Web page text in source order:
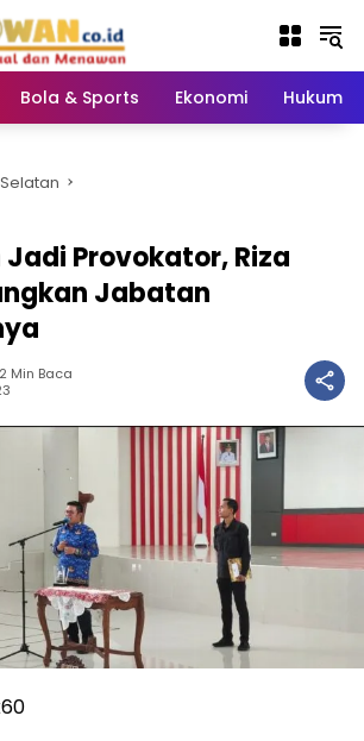
Bola & Sports Ekonomi Hukum
Provokator, Riza
Jabatan
2 Min Baca